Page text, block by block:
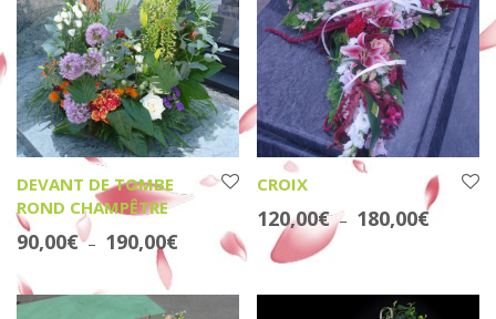
DEVANT DE TOMBE
ROND CHAMPÊTRE
90,00€ – 190,00€Plage de prix : 90,00€ à 190,00€
CROIX
120,00€ – 180,00€Plage